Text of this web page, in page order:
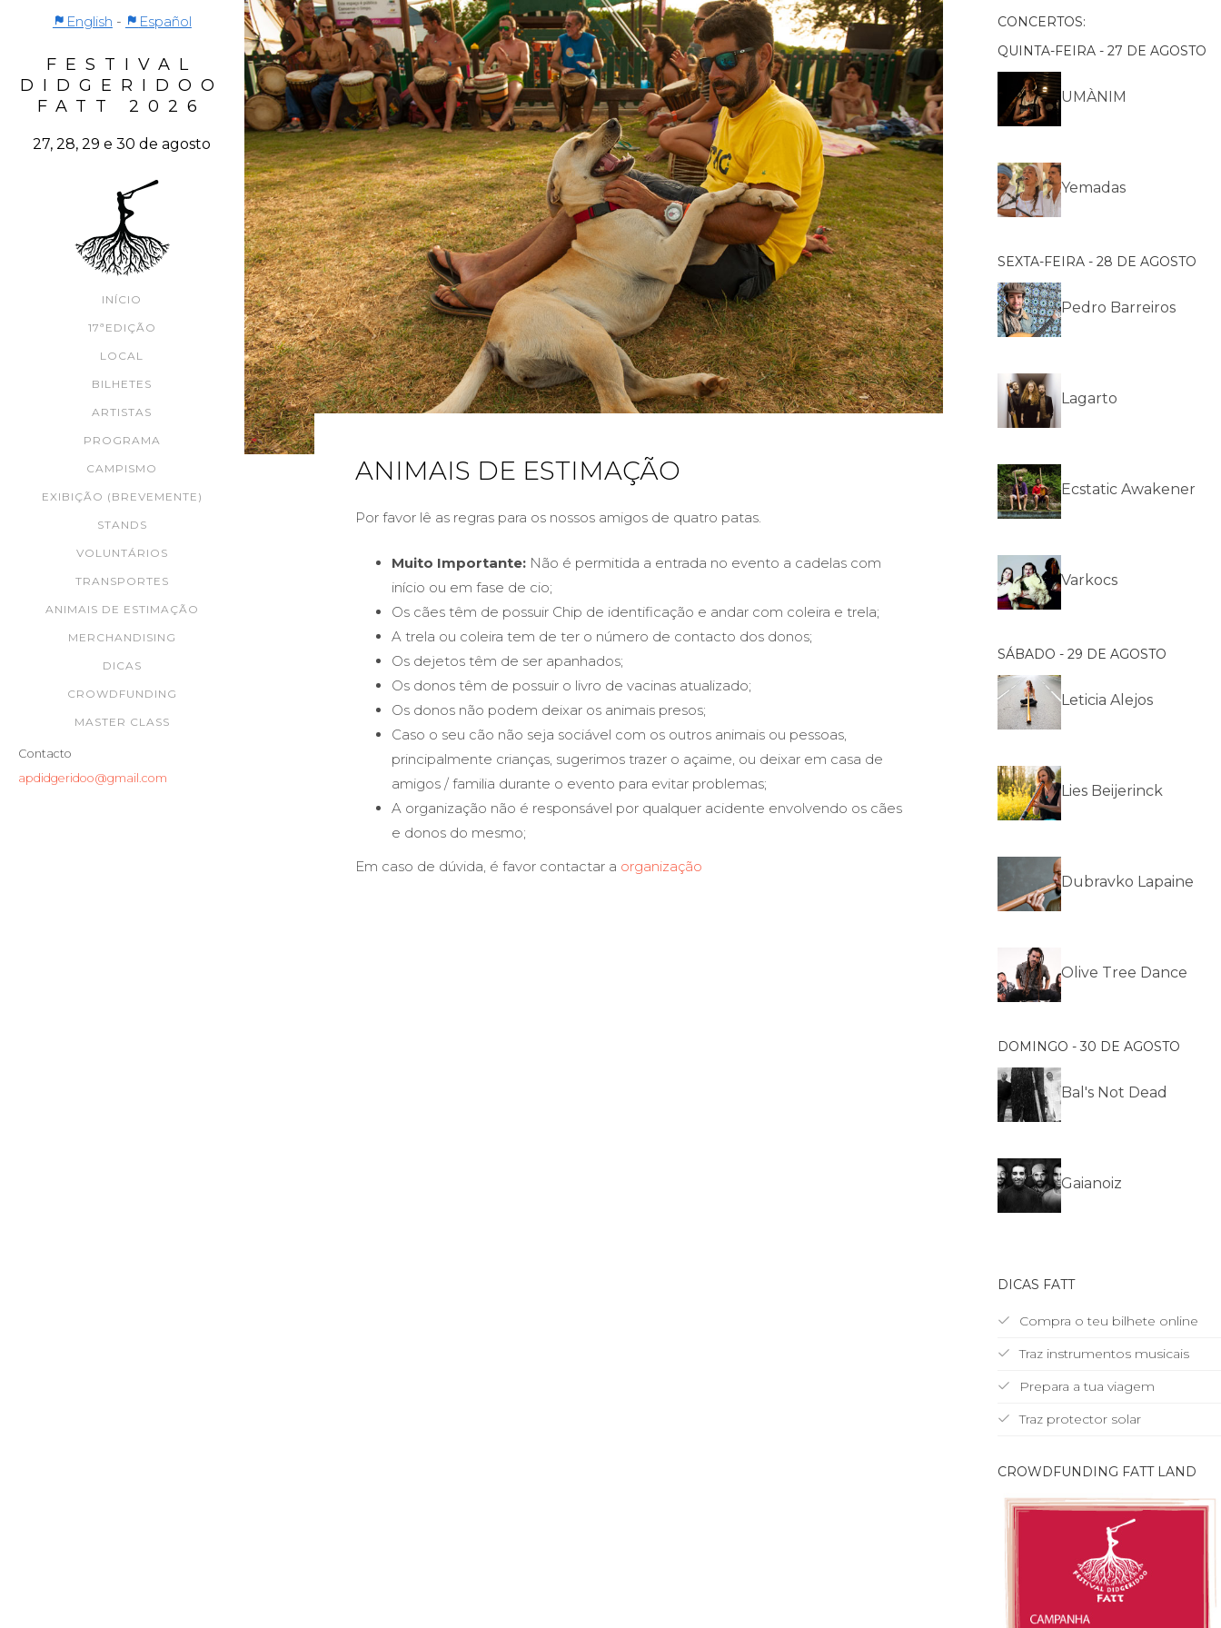
English - Español
FESTIVAL
DIDGERIDOO
FATT 2026
27, 28, 29 e 30 de agosto
INÍCIO
17ªEDIÇÃO
LOCAL
BILHETES
ARTISTAS
PROGRAMA
CAMPISMO
EXIBIÇÃO (BREVEMENTE)
STANDS
VOLUNTÁRIOS
TRANSPORTES
ANIMAIS DE ESTIMAÇÃO
MERCHANDISING
DICAS
CROWDFUNDING
MASTER CLASS
Contacto
apdidgeridoo@gmail.com
ANIMAIS DE ESTIMAÇÃO
Por favor lê as regras para os nossos amigos de quatro patas.
Muito Importante:Não é permitida a entrada no evento a cadelas com
início ou em fase de cio;
Os cães têm de possuir Chip de identificação e andar com coleira e trela;
A trela ou coleira tem de ter o número de contacto dos donos;
Os dejetos têm de ser apanhados;
Os donos têm de possuir o livro de vacinas atualizado;
Os donos não podem deixar os animais presos;
Caso o seu cão não seja sociável com os outros animais ou pessoas,
principalmente crianças, sugerimos trazer o açaime, ou deixar em casa de
amigos / familia durante o evento para evitar problemas;
A organização não é responsável por qualquer acidente envolvendo os cães
e donos do mesmo;
Em caso de dúvida, é favor contactar a organização
CONCERTOS:
QUINTA-FEIRA - 27 DE AGOSTO
UMÀNIM
Yemadas
SEXTA-FEIRA - 28 DE AGOSTO
Pedro Barreiros
Lagarto
Ecstatic Awakener
Varkocs
SÁBADO - 29 DE AGOSTO
Leticia Alejos
Lies Beijerinck
Dubravko Lapaine
Olive Tree Dance
DOMINGO - 30 DE AGOSTO
Bal's Not Dead
Gaianoiz
DICAS FATT
Compra o teu bilhete online
Traz instrumentos musicais
Prepara a tua viagem
Traz protector solar
CROWDFUNDING FATT LAND